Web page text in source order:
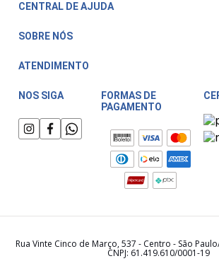
CENTRAL DE AJUDA
Central de Atendimento
Trocas e Devoluções
Fale Conosco
Meu Cashback
SOBRE NÓS
ATENDIMENTO
Horário de atendimento:
Segunda a Sexta das 08:00 às 17:30
Sábado das 08:00 às 15:00
NOS SIGA
FORMAS DE
PAGAMENTO
Rua Vinte Cinco de Março, 537 - Centro - São
CNPJ: 61.419.610/0001-19